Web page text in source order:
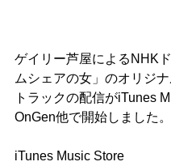
ゲイリー芦屋によるNHK
ムシェアの女」のオリジ
トラックの配信がiTunes
OnGen他で開始しました。
iTunes Music Store